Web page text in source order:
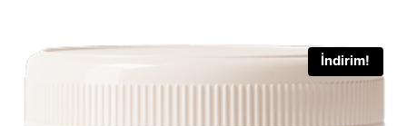
İndirim!